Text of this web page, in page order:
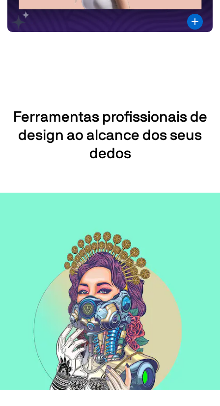
Ferramentas profissionais de
design ao alcance dos seus
dedos